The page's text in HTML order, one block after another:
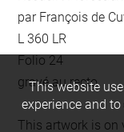
par François de
L 360 LR
Folio 24
gravé au recto
This artwork is on
This website
experience and